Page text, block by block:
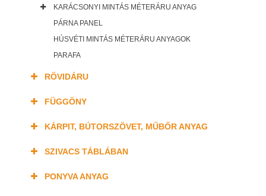
KARÁCSONYI MINTÁS MÉTERÁRU ANYAG
PÁRNA PANEL
HÚSVÉTI MINTÁS MÉTERÁRU ANYAGOK
PARAFA
RÖVIDÁRU
FÜGGÖNY
KÁRPIT, BÚTORSZÖVET, MŰBŐR ANYAG
SZIVACS TÁBLÁBAN
PONYVA ANYAG